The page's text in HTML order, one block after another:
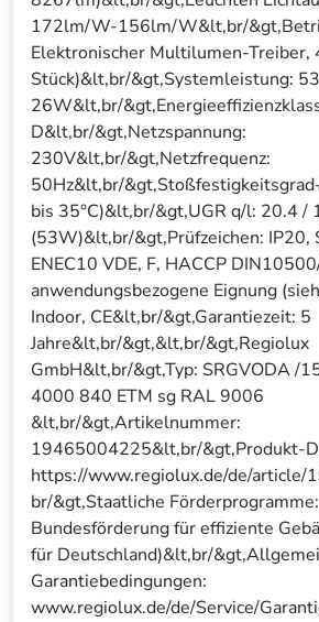
172lm/W-156lm/W&lt,br/
Elektronischer Multilumen-Treiber,
Stück)&lt,br/&gt,Systemleistung:
26W&lt,br/
D&lt,br/&gt,Netzspannung:
230V&lt,br/&gt,Netzfrequenz:
50Hz&lt,br/
bis 35°C)&lt,br/&gt,UGR q/l: 20.4 /
(53W)&lt,br/&gt,Prüfzeichen: IP20,
ENEC10 VDE, F, HACCP
anwendungsbezogene Eignung
Indoor, CE&lt,br/&gt,Garantiezeit: 5
Jahre&lt,br/&gt,&lt,br/&gt,Regiolux
GmbH&lt,br/&gt,Typ: SRGVODA /
4000 840 ETM sg RAL 9006
&lt,br/&gt,Artikelnummer:
19465004225&lt,br/&gt,Produkt-
https://www.regiolux.de/de/
br/&gt,Staatliche
Bundesförderung für effiziente
für Deutschland)&lt,br/
Garantiebedingungen:
www.regiolux.de/de/Service/